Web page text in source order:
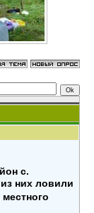
с.
них ловили